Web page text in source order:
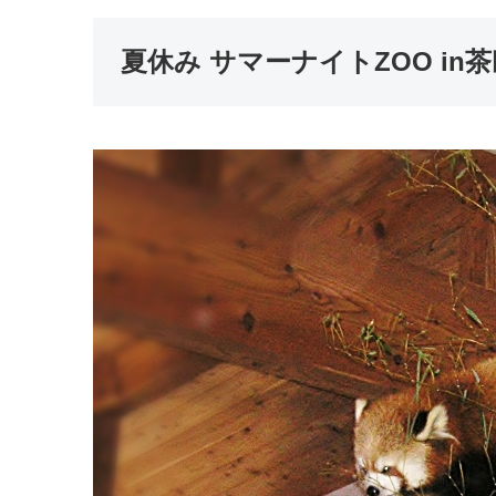
夏休み サマーナイトZOO in